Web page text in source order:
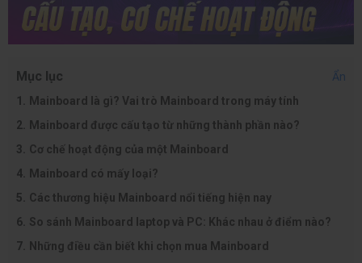
Mục lục
Ẩn
Mainboard là gì? Vai trò Mainboard trong máy tính
Mainboard được cấu tạo từ những thành phần nào?
Cơ chế hoạt động của một Mainboard
Mainboard có mấy loại?
Các thương hiệu Mainboard nổi tiếng hiện nay
So sánh Mainboard laptop và PC: Khác nhau ở điểm nào?
Những điều cần biết khi chọn mua Mainboard